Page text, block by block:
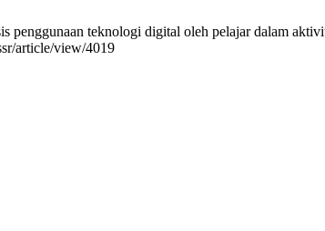
penggunaan teknologi digital oleh pelajar dalam
article/view/4019